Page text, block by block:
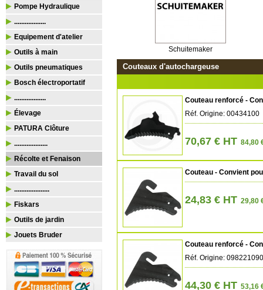
Pompe Hydraulique
..................
Equipement d'atelier
Outils à main
Outils pneumatiques
Bosch électroportatif
..................
Élevage
PATURA Clôture
...................
Récolte et Fenaison
Travail du sol
....................
Fiskars
Outils de jardin
Jouets Bruder
Schuitemaker
Couteaux d'autochargeuse
Couteau renforcé -
Réf. Origine: 00434100
70,67 € HT 84,80
Couteau - Convient
24,83 € HT 29,80
Couteau renforcé -
Réf. Origine:
44,30 € HT 53,16